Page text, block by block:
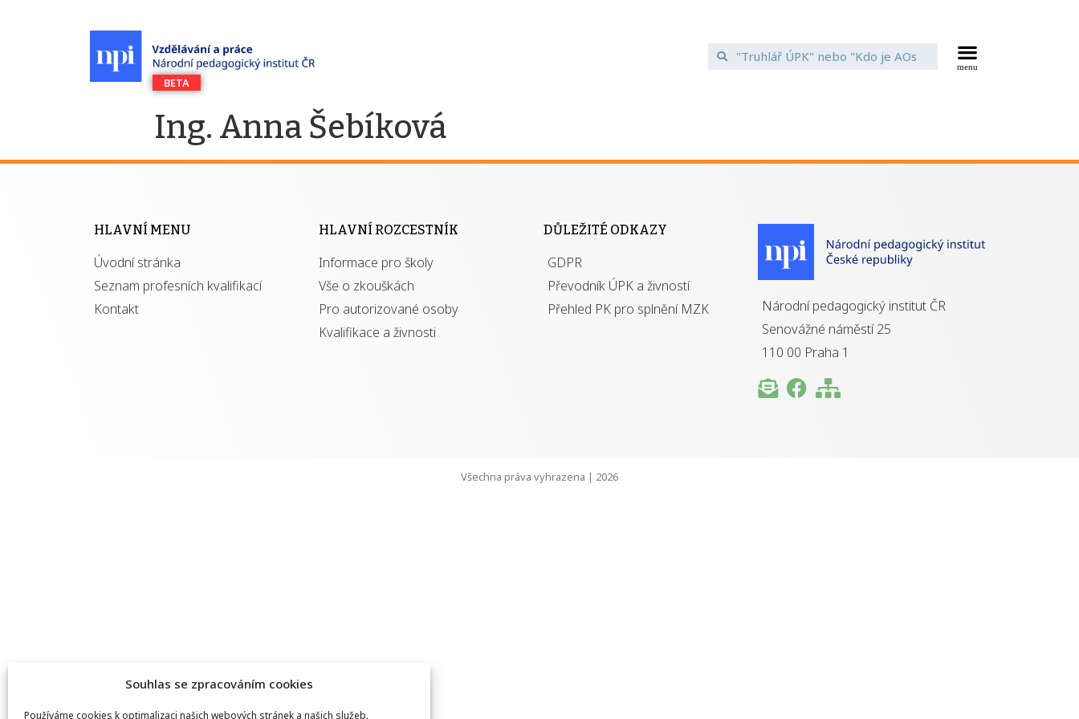
Souhlas se zpracováním cookies
Používáme cookies k optimalizaci našich webových stránek a našich služeb.
Ing. Anna Šebíková
HLAVNÍ MENU
Úvodní stránka
Seznam profesních kvalifikací
Kontakt
HLAVNÍ ROZCESTNÍK
Informace pro školy
Vše o zkouškách
Pro autorizované osoby
Kvalifikace a živnosti
DŮLEŽITÉ ODKAZY
GDPR
Převodník ÚPK a živností
Přehled PK pro splnění MZK
Národní pedagogický institut ČR
Senovážné náměstí 25
110 00 Praha 1
Všechna práva vyhrazena | 2026